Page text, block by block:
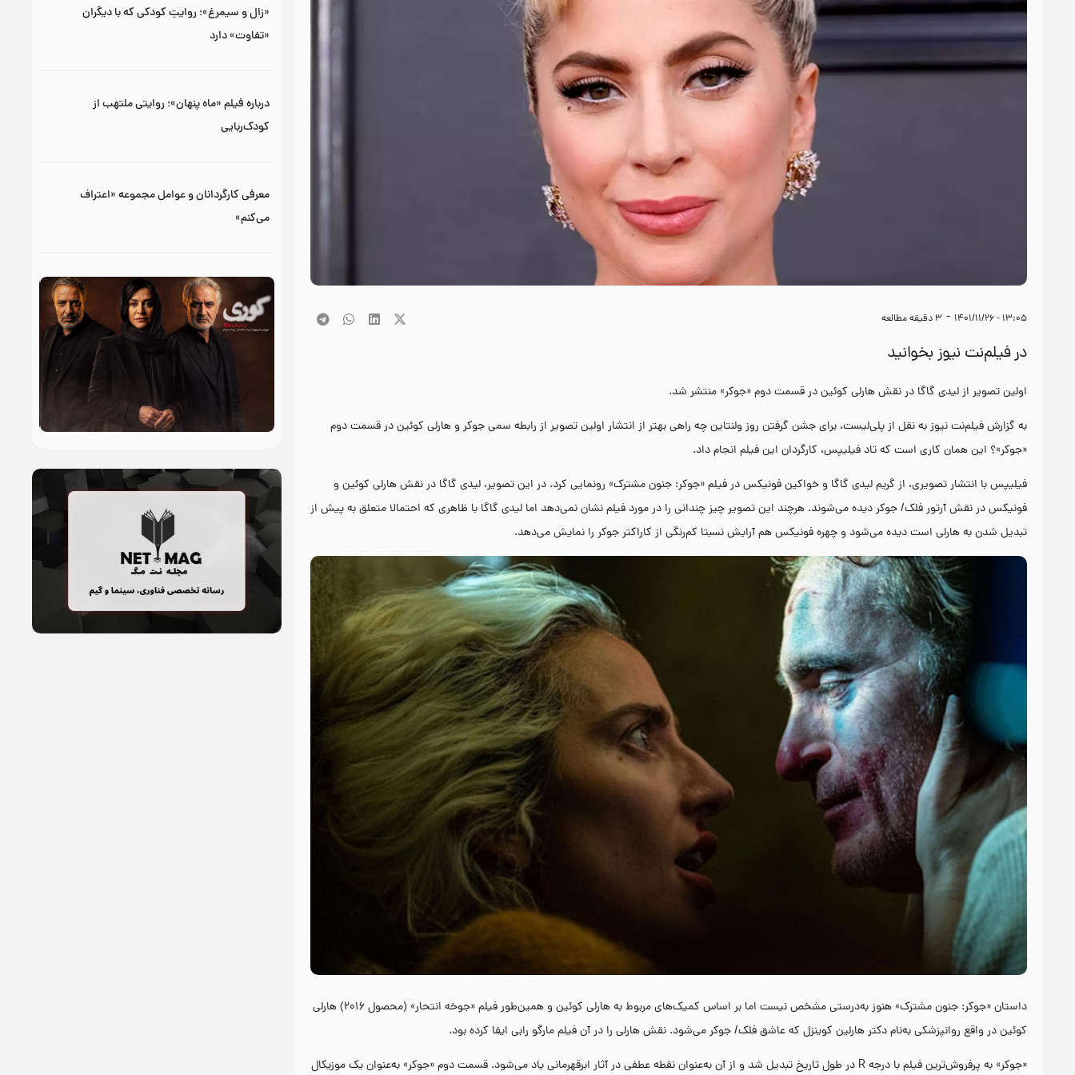
۱۳:۰۵ - ۱۴۰۱/۱۱/۲۶ -
3 دقیقه مطالعه
در فیلم‌نت نیوز بخوانید
اولین تصویر از لیدی گاگا در نقش هارلی کوئین در قسمت دوم «جوکر» منتشر شد.
به گزارش فیلم‌نت نیوز به نقل از پلی‌لیست، برای جشن گرفتن روز ولنتاین چه راهی بهتر از انتشار اولین تصویر از رابطه سمی جوکر و هارلی کوئین در قسمت دوم
«جوکر»؟ این همان کاری است که تاد فیلیپس، کارگردان این فیلم انجام داد.
فیلیپس با انتشار تصویری، از گریم لیدی گاگا و خواکین فونیکس در فیلم «جوکر: جنون مشترک» رونمایی کرد. در این تصویر، لیدی گاگا در نقش هارلی کوئین و
فونیکس در نقش آرتور فلک/ جوکر دیده می‌شوند. هرچند این تصویر چیز چندانی را در مورد فیلم نشان نمی‌دهد اما لیدی گاگا با ظاهری که احتمالا متعلق به پیش از
تبدیل شدن به هارلی است دیده می‌شود و چهره فونیکس هم آرایش نسبتا کم‌رنگی از کاراکتر جوکر را نمایش می‌دهد.
داستان «جوکر: جنون مشترک» هنوز به‌درستی مشخص نیست اما بر اساس کمیک‌های مربوط به هارلی کوئین و همین‌طور فیلم «جوخه انتحار» (محصول ۲۰۱۶) هارلی
کوئین در واقع روانپزشکی به‌نام دکتر هارلین کوینزل که عاشق فلک/ جوکر می‌شود. نقش هارلی را در آن فیلم مارگو رابی ایفا کرده بود.
«جوکر» به پرفروش‌ترین فیلم با درجه R در طول تاریخ تبدیل شد و از آن به‌عنوان نقطه عطفی در آثار ابرقهرمانی یاد می‌شود. قسمت دوم «جوکر» به‌عنوان یک موزیکال
«زال و سیمرغ»؛ روایتِ کودکی که با دیگران
«تفاوت» دارد
درباره فیلم «ماه پنهان»؛ روایتی ملتهب از
کودک‌ربایی
معرفی کارگردانان و عوامل مجموعه «اعتراف
می‌کنم»